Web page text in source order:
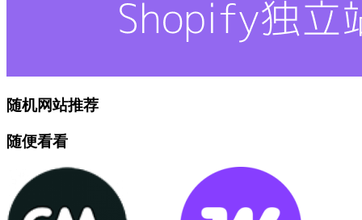
随机网站推荐
随便看看